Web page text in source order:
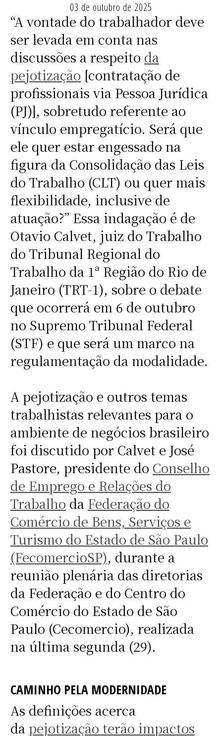
03 de outubro de 2025
“A vontade do trabalhador deve
ser levada em conta nas
discussões a respeito da
pejotização [contratação de
profissionais via Pessoa Jurídica
(PJ)], sobretudo referente ao
vínculo empregatício. Será que
ele quer estar engessado na
figura da Consolidação das Leis
do Trabalho (CLT) ou quer mais
flexibilidade, inclusive de
atuação?” Essa indagação é de
Otavio Calvet, juiz do Trabalho
do Tribunal Regional do
Trabalho da 1ª Região do Rio de
Janeiro (TRT-1), sobre o debate
que ocorrerá em 6 de outubro
no Supremo Tribunal Federal
(STF) e que será um marco na
regulamentação da modalidade.
A pejotização e outros temas
trabalhistas relevantes para o
ambiente de negócios brasileiro
foi discutido por Calvet e José
Pastore, presidente do Conselho
de Emprego e Relações do
Trabalho da Federação do
Comércio de Bens, Serviços e
Turismo do Estado de São Paulo
(FecomercioSP), durante a
reunião plenária das diretorias
da Federação e do Centro do
Comércio do Estado de São
Paulo (Cecomercio), realizada
na última segunda (29).
CAMINHO PELA MODERNIDADE
As definições acerca
dapejotização terão impactos